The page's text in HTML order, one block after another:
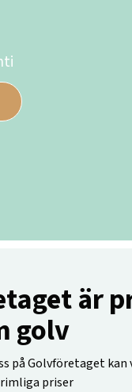
är
golv
på Golvföretaget
priser